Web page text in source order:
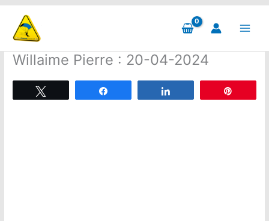
contenu
Willaime Pierre : 20-04-2024